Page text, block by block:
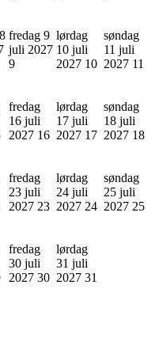
fredag 9
juli 2027
9
lørdag
10 juli
2027 10
søndag
11 juli
2027 11
fredag
16 juli
2027 16
lørdag
17 juli
2027 17
søndag
18 juli
2027 18
fredag
23 juli
2027 23
lørdag
24 juli
2027 24
søndag
25 juli
2027 25
fredag
30 juli
2027 30
lørdag
31 juli
2027 31